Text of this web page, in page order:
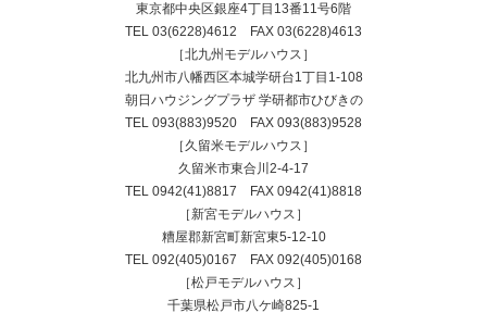
東京都中央区銀座4丁目13番11号6階
TEL 03(6228)4612 FAX 03(6228)4613
［北九州モデルハウス］
北九州市八幡西区本城学研台1丁目1-108
朝日ハウジングプラザ 学研都市ひびきの
TEL 093(883)9520 FAX 093(883)9528
［久留米モデルハウス］
久留米市東合川2-4-17
TEL 0942(41)8817 FAX 0942(41)8818
［新宮モデルハウス］
糟屋郡新宮町新宮東5-12-10
TEL 092(405)0167 FAX 092(405)0168
［松戸モデルハウス］
千葉県松戸市八ケ崎825-1